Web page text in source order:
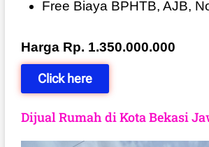
Free Biaya BPHTB, AJB,
Harga Rp. 1.350.000.000
Click here
Dijual Rumah di Kota Bekasi